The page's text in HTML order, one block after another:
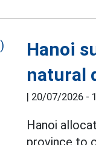
Hanoi
natural
| 20/07/2026 -
Hanoi
province to